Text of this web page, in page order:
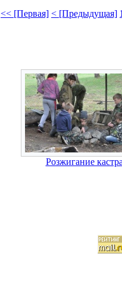
<< [Первая] < [Предыдущая]
Розжигание